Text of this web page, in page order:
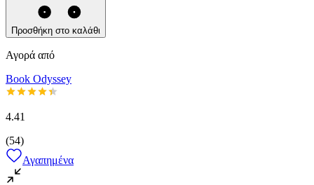
Προσθήκη στο καλάθι
Αγορά από
Book Odyssey
4.41
(54)
Αγαπημένα